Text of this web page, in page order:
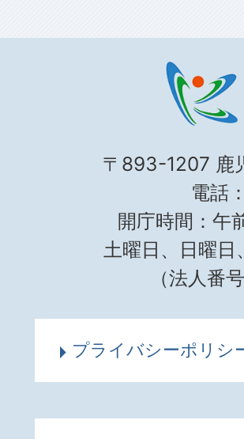
〒893-1207 鹿
電話
開庁時間：午
土曜日、日曜
（法人
プライバシーポリシ